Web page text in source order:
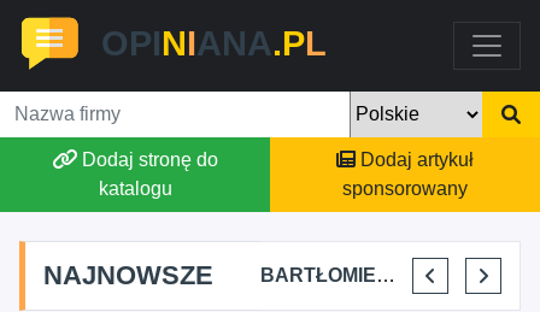
OPINIANA.PL
Dodaj stronę do
katalogu
Dodaj artykuł
sponsorowany
NAJNOWSZE
SKYLINE POWER GROUP KACPER KONIEC FJK-IT FILIP SZYMAŃSKI BARTŁOMIEJ DYLIK CLOUDY AFFAIRS INTERNATIONAL KRYSTIAN PISULA